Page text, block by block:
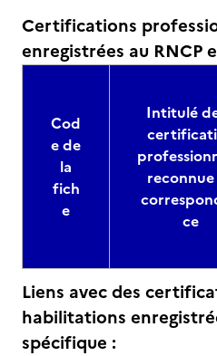
Certifications
enregistrées au RNCP
Cod
e de
la
fich
e
Intitulé
reconnue
ce
Liens avec des
habilitations
spécifique :